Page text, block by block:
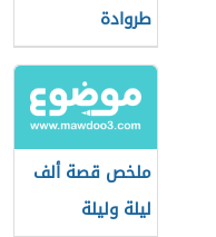
طروادة
ملخص قصة ألف
ليلة وليلة